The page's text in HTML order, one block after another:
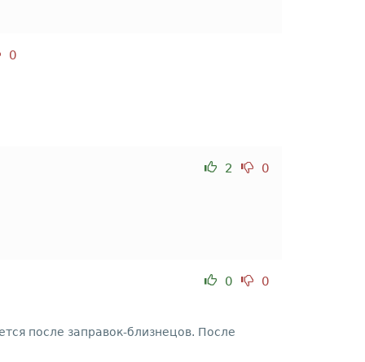
0
2 0
0 0
после заправок-близнецов. После